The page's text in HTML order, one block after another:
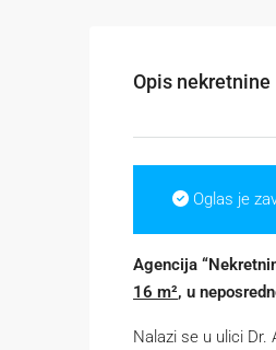
Opis nekretnine
Oglas je
Agencija
16 m², u
Nalazi se u ulici Dr.